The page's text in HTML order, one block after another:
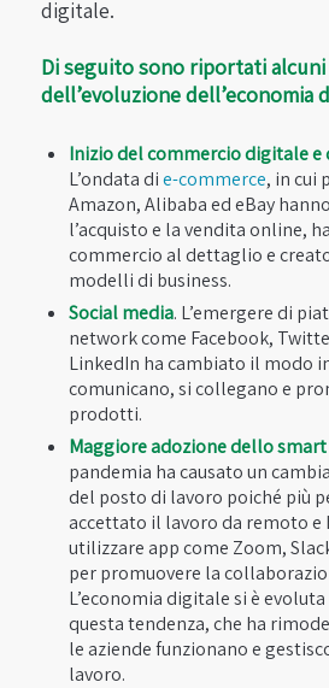
digitale.
Di seguito sono riportati
dell’evoluzione dell’economia
Inizio del commercio digitale e
L’ondata die-commerce, in cui
Amazon, Alibaba ed eBay
l’acquisto e la vendita online,
commercio al dettaglio e
modelli di business.
Social media. L’emergere di
network come Facebook,
LinkedIn ha cambiato il modo
comunicano, si collegano e
prodotti.
Maggiore adozione dello
pandemia ha causato un
del posto di lavoro poiché più
accettato il lavoro da remoto e
utilizzare app come Zoom,
per promuovere la
L’economia digitale si è
questa tendenza, che ha
le aziende funzionano e
lavoro.